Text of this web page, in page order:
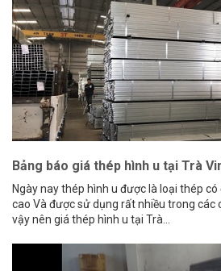
Bảng báo giá thép hình u tại Trà
Ngày nay thép hình u được là loại thép
cao Và được sử dụng rất nhiều trong các
vậy nên giá thép hình u tại Trà...